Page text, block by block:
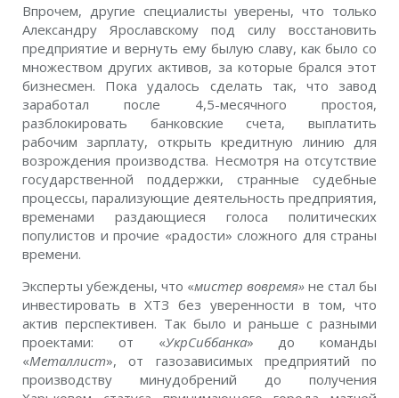
Впрочем, другие специалисты уверены, что только
Александру Ярославскому под силу восстановить
предприятие и вернуть ему былую славу, как было со
множеством других активов, за которые брался этот
бизнесмен. Пока удалось сделать так, что завод
заработал после 4,5-месячного простоя,
разблокировать банковские счета, выплатить
рабочим зарплату, открыть кредитную линию для
возрождения производства. Несмотря на отсутствие
государственной поддержки, странные судебные
процессы, парализующие деятельность предприятия,
временами раздающиеся голоса политических
популистов и прочие «радости» сложного для страны
времени.
Эксперты убеждены, что «мистер вовремя» не стал бы
инвестировать в ХТЗ без уверенности в том, что
актив перспективен. Так было и раньше с разными
проектами: от «УкрСиббанка» до команды
«Металлист», от газозависимых предприятий по
производству минудобрений до получения